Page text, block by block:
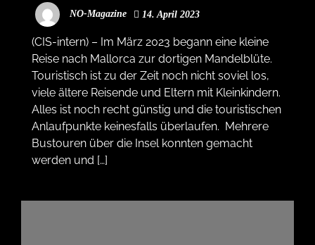
NO-Magazine 14. April 2023
(CIS-intern) – Im März 2023 begann eine kleine
Reise nach Mallorca zur dortigen Mandelblüte.
Touristisch ist zu der Zeit noch nicht soviel los,
viele ältere Reisende und Eltern mit Kleinkindern.
Alles ist noch recht günstig und die touristischen
Anlaufpunkte keinesfalls überlaufen. Mehrere
Bustouren über die Insel konnten gemacht
werden und […]